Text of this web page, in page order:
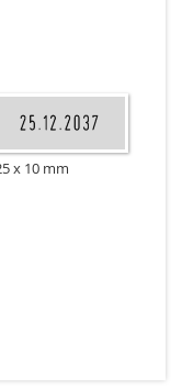
x 10 mm